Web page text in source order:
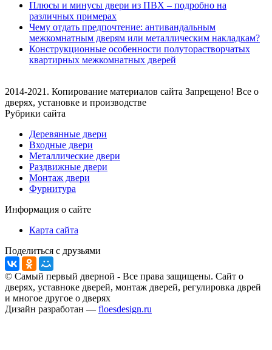
Плюсы и минусы двери из ПВХ – подробно на
различных примерах
Чему отдать предпочтение: антивандальным
межкомнатным дверям или металлическим накладкам?
Конструкционные особенности полуторастворчатых
квартирных межкомнатных дверей
2014-2021. Копирование материалов сайта Запрещено! Все о
дверях, установке и производстве
Рубрики сайта
Деревянные двери
Входные двери
Металлические двери
Раздвижные двери
Монтаж двери
Фурнитура
Информация о сайте
Карта сайта
Поделиться с друзьями
© Самый первый дверной - Все права защищены. Сайт о
дверях, уставноке дверей, монтаж дверей, регулировка дврей
и многое другое о дверях
Дизайн разработан — floesdesign.ru